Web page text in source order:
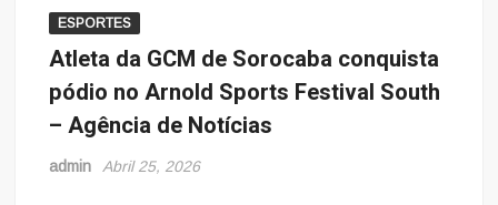
ESPORTES
Atleta da GCM de Sorocaba conquista
pódio no Arnold Sports Festival South
– Agência de Notícias
admin Abril 25, 2026